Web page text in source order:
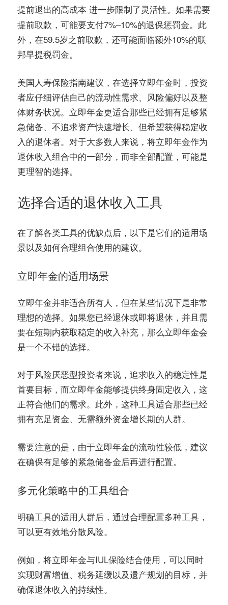
提前退出的高成本 进一步限制了灵活性。如果需要
提前取款，可能要支付7%–10%的退保惩罚金。此
外，在59.5岁之前取款，还可能面临额外10%的联
邦早提税罚金。
美国人寿保险指南建议，在选择立即年金时，投资
者应仔细评估自己的流动性需求、风险偏好以及整
体财务状况。立即年金更适合那些已经拥有足够紧
急储备、不追求资产快速增长、但希望获得稳定收
入的退休者。对于大多数人来说，将立即年金作为
退休收入组合中的一部分，而非全部配置，可能是
更理智的选择。
选择合适的退休收入工具
在了解各类工具的优缺点后，以下是它们的适用场
景以及如何合理组合使用的建议。
立即年金的适用场景
立即年金并非适合所有人，但在某些情况下是非常
理想的选择。如果您已经退休或即将退休，并且需
要在短期内获取稳定的收入补充，那么立即年金会
是一个不错的选择。
对于风险厌恶型投资者来说，追求收入的稳定性是
首要目标，而立即年金能够提供终身固定收入，这
正符合他们的需求。此外，这种工具适合那些已经
拥有充足资金、无需额外资金增长期的人群。
需要注意的是，由于立即年金的流动性较低，建议
在确保有足够的紧急储备金后再进行配置。
多元化策略中的工具组合
明确工具的适用人群后，通过合理配置多种工具，
可以更有效地分散风险。
例如，将立即年金与IUL保险结合使用，可以同时
实现财富增值、税务延缓以及遗产规划的目标，并
确保退休收入的持续性。